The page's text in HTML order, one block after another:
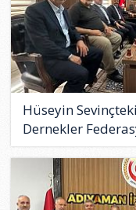
Hüseyin
Dernekler